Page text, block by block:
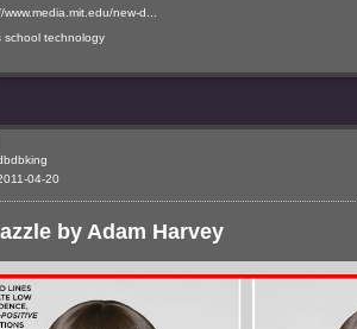
www.media.mit.edu/new-d...
school technology
by Adam Harvey
04-20